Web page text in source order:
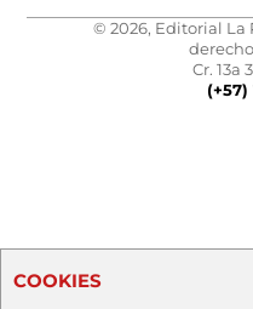
© 2026, Editorial La
Cr. 13a
(+57)
COOKIES